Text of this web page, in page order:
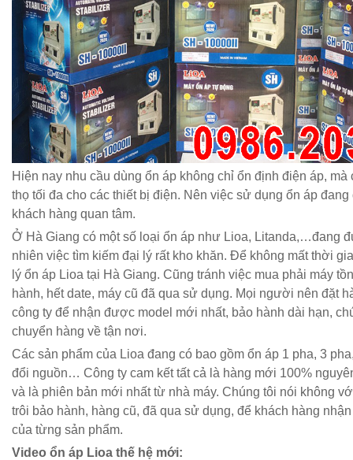
Hiện nay nhu cầu dùng ổn áp không chỉ ổn định điện áp, mà
thọ tối đa cho các thiết bị điện. Nên việc sử dụng ổn áp
khách hàng quan tâm.
Ở Hà Giang có một số loại ổn áp như Lioa, Litanda,…đang
nhiên việc tìm kiếm đại lý rất kho khăn. Để không mất thời
lý ổn áp Lioa tại Hà Giang. Cũng tránh việc mua phải máy
hành, hết date, máy cũ đã qua sử dụng. Mọi người nên đặt
công ty để nhận được model mới nhất, bảo hành dài hạn,
chuyển hàng về tận nơi.
Các sản phẩm của Lioa đang có bao gồm ổn áp 1 pha, 3
đổi nguồn… Công ty cam kết tất cả là hàng mới 100%
và là phiên bản mới nhất từ nhà máy. Chúng tôi nói không
trôi bảo hành, hàng cũ, đã qua sử dụng, để khách hàng
của từng sản phẩm.
Video ổn áp Lioa thế hệ mới: